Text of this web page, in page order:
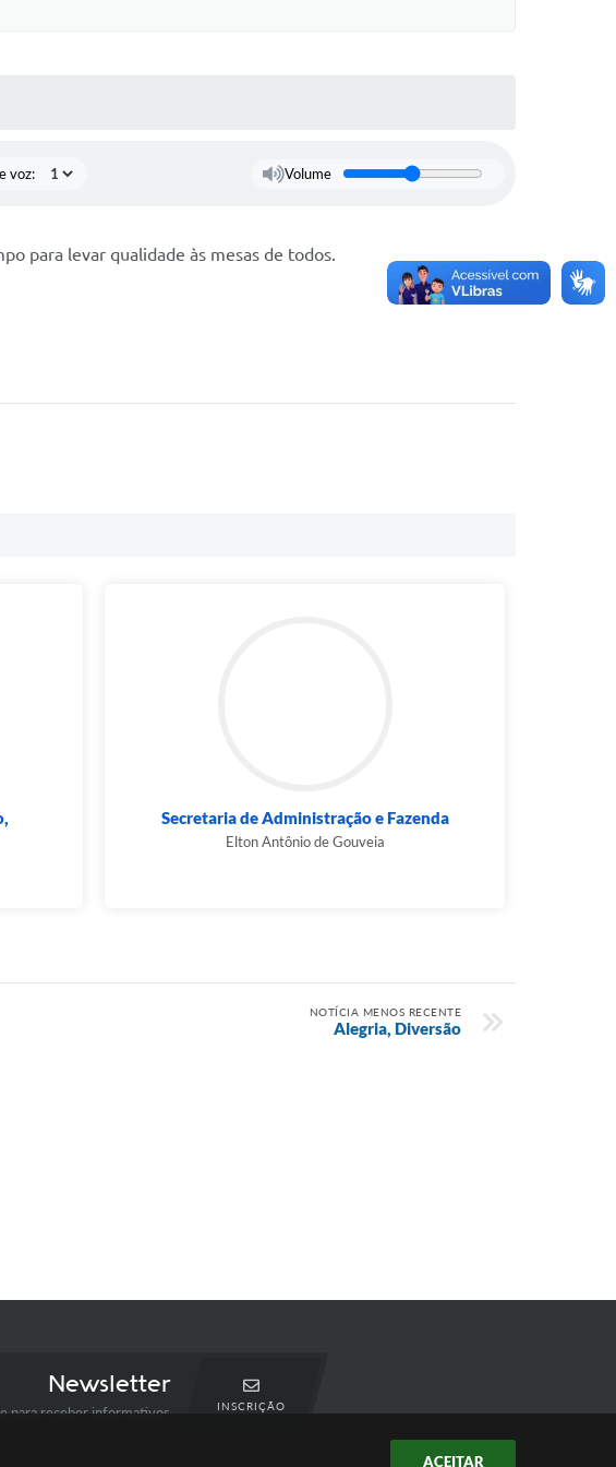
ACEITAR
voz: Volume
para levar qualidade às mesas de todos.
Secretaria de Administração e Fazenda
Elton Antônio de Gouveia
NOTÍCIA MENOS RECENTE
Alegria, Diversão
Newsletter
para receber informativos INSCRIÇÃO